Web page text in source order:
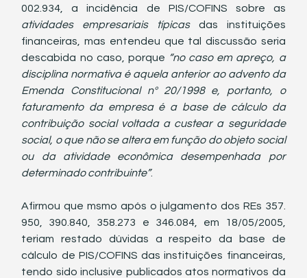
atividades empresariais típicas das instituições
financeiras, mas entendeu que tal discussão seria
descabida no caso, porque “no caso em apreço, a
disciplina normativa é aquela anterior ao advento da
Emenda Constitucional nº 20/1998 e, portanto, o
faturamento da empresa é a base de cálculo da
contribuição social voltada a custear a seguridade
social, o que não se altera em função do objeto social
ou da atividade econômica desempenhada por
determinado contribuinte”.
Afirmou que msmo após o julgamento dos REs 357.
950, 390.840, 358.273 e 346.084, em 18/05/2005,
teriam restado dúvidas a respeito da base de
cálculo de PIS/COFINS das instituições financeiras,
tendo sido inclusive publicados atos normativos da